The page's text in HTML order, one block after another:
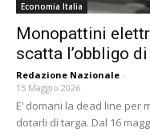
Economia Italia
Monopattini
scatta l’obbligo
Redazione Nazionale -
15 Maggio 2026
E’ domani la dead line per
dotarli di targa. Dal 16